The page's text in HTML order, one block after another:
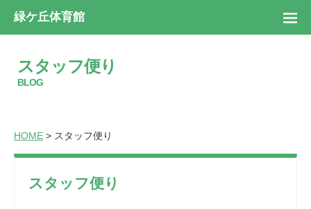
緑ケ丘体育館
スタッフ便り
BLOG
HOME > スタッフ便り
スタッフ便り